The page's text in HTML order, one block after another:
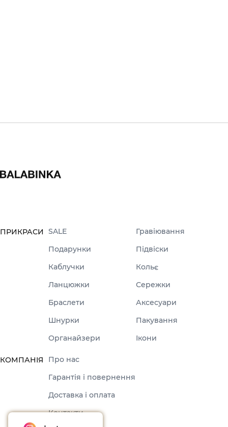
ПРИКРАСИ SALE
Гравіювання
Подарунки
Підвіски
Каблучки
Кольє
Ланцюжки
Сережки
Браслети
Аксесуари
Шнурки
Пакування
Органайзери
Ікони
КОМПАНІЯ
Про нас
Гарантія і повернення
Доставка і оплата
Контакти